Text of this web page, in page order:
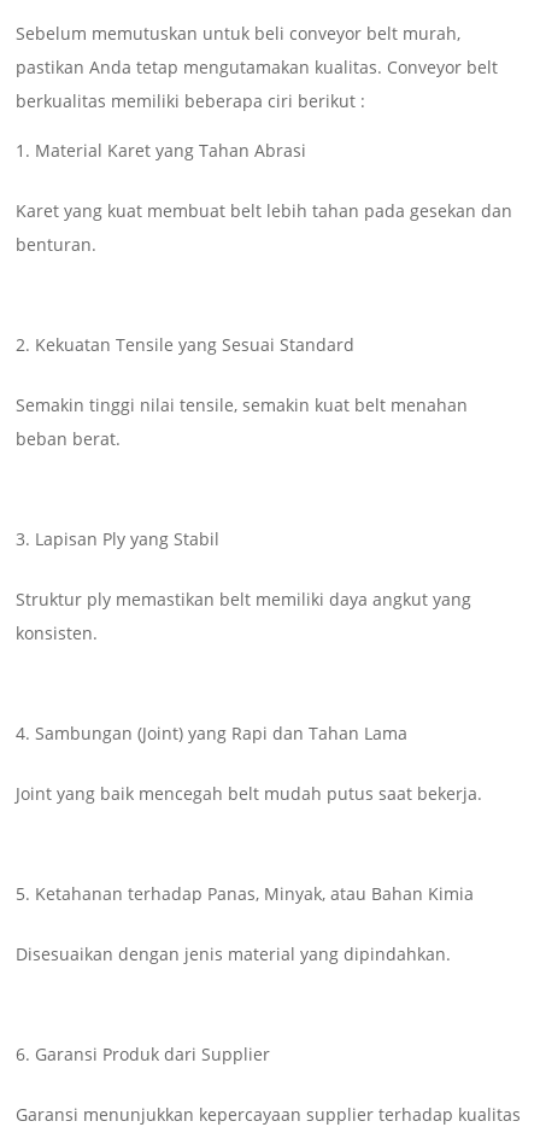
Sebelum memutuskan untuk beli conveyor belt murah,
pastikan Anda tetap mengutamakan kualitas. Conveyor belt
berkualitas memiliki beberapa ciri berikut :
Material Karet yang Tahan Abrasi
Karet yang kuat membuat belt lebih tahan pada gesekan dan
benturan.
Kekuatan Tensile yang Sesuai Standard
Semakin tinggi nilai tensile, semakin kuat belt menahan
beban berat.
Lapisan Ply yang Stabil
Struktur ply memastikan belt memiliki daya angkut yang
konsisten.
Sambungan (Joint) yang Rapi dan Tahan Lama
Joint yang baik mencegah belt mudah putus saat bekerja.
Ketahanan terhadap Panas, Minyak, atau Bahan Kimia
Disesuaikan dengan jenis material yang dipindahkan.
Garansi Produk dari Supplier
Garansi menunjukkan kepercayaan supplier terhadap kualitas